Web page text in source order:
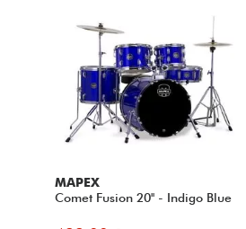
MAPEX
Comet Fusion 20'' - Indigo Blue